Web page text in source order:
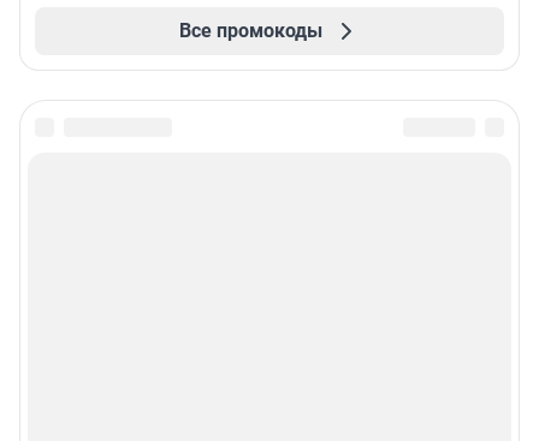
Все промокоды